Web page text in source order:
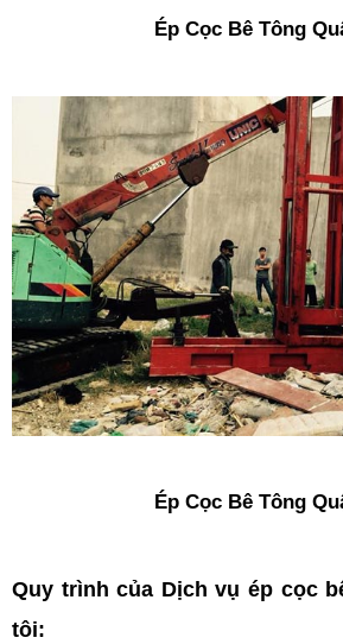
Ép Cọc Bê Tông
Ép Cọc Bê Tông
Quy trình của Dịch vụ ép cọc
tôi: